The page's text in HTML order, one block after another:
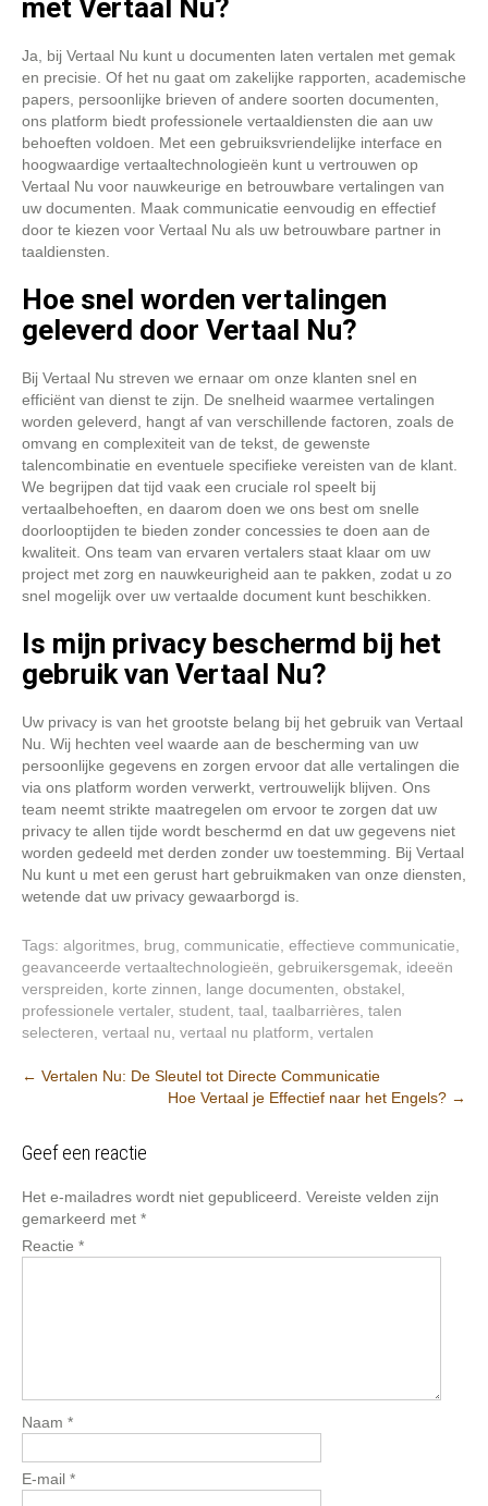
met Vertaal Nu?
Ja, bij Vertaal Nu kunt u documenten laten vertalen met gemak
en precisie. Of het nu gaat om zakelijke rapporten, academische
papers, persoonlijke brieven of andere soorten documenten,
ons platform biedt professionele vertaaldiensten die aan uw
behoeften voldoen. Met een gebruiksvriendelijke interface en
hoogwaardige vertaaltechnologieën kunt u vertrouwen op
Vertaal Nu voor nauwkeurige en betrouwbare vertalingen van
uw documenten. Maak communicatie eenvoudig en effectief
door te kiezen voor Vertaal Nu als uw betrouwbare partner in
taaldiensten.
Hoe snel worden vertalingen
geleverd door Vertaal Nu?
Bij Vertaal Nu streven we ernaar om onze klanten snel en
efficiënt van dienst te zijn. De snelheid waarmee vertalingen
worden geleverd, hangt af van verschillende factoren, zoals de
omvang en complexiteit van de tekst, de gewenste
talencombinatie en eventuele specifieke vereisten van de klant.
We begrijpen dat tijd vaak een cruciale rol speelt bij
vertaalbehoeften, en daarom doen we ons best om snelle
doorlooptijden te bieden zonder concessies te doen aan de
kwaliteit. Ons team van ervaren vertalers staat klaar om uw
project met zorg en nauwkeurigheid aan te pakken, zodat u zo
snel mogelijk over uw vertaalde document kunt beschikken.
Is mijn privacy beschermd bij het
gebruik van Vertaal Nu?
Uw privacy is van het grootste belang bij het gebruik van Vertaal
Nu. Wij hechten veel waarde aan de bescherming van uw
persoonlijke gegevens en zorgen ervoor dat alle vertalingen die
via ons platform worden verwerkt, vertrouwelijk blijven. Ons
team neemt strikte maatregelen om ervoor te zorgen dat uw
privacy te allen tijde wordt beschermd en dat uw gegevens niet
worden gedeeld met derden zonder uw toestemming. Bij Vertaal
Nu kunt u met een gerust hart gebruikmaken van onze diensten,
wetende dat uw privacy gewaarborgd is.
Tags: algoritmes brug communicatie effectieve communicatie
geavanceerde vertaaltechnologieën gebruikersgemak ideeën
verspreiden
korte zinnen lange documenten obstakel
professionele vertaler, student taal taalbarrières talen
selecteren vertaal nu vertaal nu platform vertalen
Berichtnavigatie
← Vertalen Nu: De Sleutel tot Directe Communicatie
Hoe Vertaal je Effectief naar het Engels? →
Geef een reactie
Het e-mailadres wordt niet gepubliceerd. Vereiste velden zijn
gemarkeerd met *
Reactie *
Naam *
E-mail *